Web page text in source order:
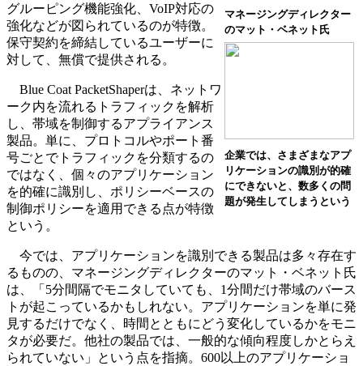
マネージングディレクター
のマット・ベネット氏
企業では、さまざまなアプ
リケーションの識別が的確
にできないと、数多くの問
題が発生してしまうという
グルーピング機能強化、VoIP対応の
強化などが図られているのが特徴。
保守契約を締結しているユーザーに
対して、無償で提供される。
Blue Coat PacketShaperは、ネットワ
ーク内を流れるトラフィックを解析
し、帯域を制御するアプライアンス
製品。単に、プロトコルやポート番
号ごとでトラフィックを分類するの
ではなく、個々のアプリケーション
を的確に識別し、ポリシーベースの
制御ポリシーを適用できる点が特徴
という。
今では、アプリケーションを識別できる製品は多々存在す
るものの、マネージングディレクターのマット・ベネット氏
は、「5分間隔でモニタしていても、1分間だけ帯域のバース
トが起こっているかもしれない。アプリケーションを単に発
見するだけでなく、時間とともにどう変化しているかをモニ
タが必要だ。他社の製品では、一般的な傾向程度しかとらえ
られていない」という点を指摘。600以上のアプリケーショ